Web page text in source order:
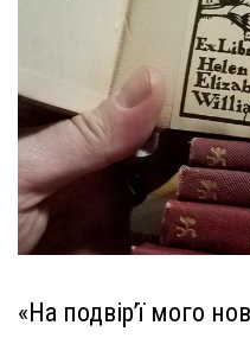
«На подвір’ї мого